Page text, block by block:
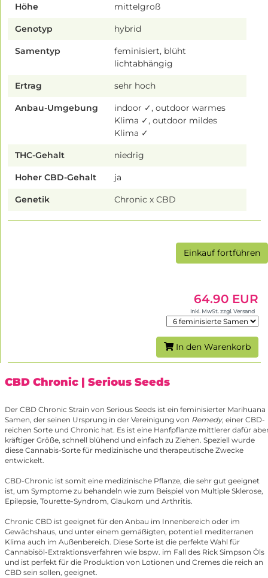
Höhe mittelgroß
Genotyp hybrid
Samentyp
feminisiert, blüht
lichtabhängig
Ertrag sehr hoch
Anbau-Umgebung
indoor ✓, outdoor warmes
Klima ✓, outdoor mildes
Klima ✓
THC-Gehalt niedrig
Hoher CBD-Gehalt ja
Genetik Chronic x CBD
Einkauf fortführen
64.90 EUR
inkl. MwSt. zzgl. Versand
In den Warenkorb
CBD Chronic | Serious Seeds
Der CBD Chronic Strain von Serious Seeds ist ein feminisierter Marihuana
Samen, der seinen Ursprung in der Vereinigung von Remedy, einer CBD-
reichen Sorte und Chronic hat. Es ist eine Hanfpflanze mittlerer dafür
kräftiger Größe, schnell blühend und einfach zu Ziehen. Speziell wurde
diese Cannabis-Sorte für medizinische und therapeutische Zwecke
entwickelt.
CBD-Chronic ist somit eine medizinische Pflanze, die sehr gut geeignet
ist, um Symptome zu behandeln wie zum Beispiel von Multiple Sklerose,
Epilepsie, Tourette-Syndrom, Glaukom und Arthritis.
Chronic CBD ist geeignet für den Anbau im Innenbereich oder im
Gewächshaus, und unter einem gemäßigten, potentiell mediterranen
Klima auch im Außenbereich. Diese Sorte ist die perfekte Wahl für
Cannabisöl-Extraktionsverfahren wie bspw. im Fall des Rick Simpson Öls
und ist perfekt für die Produktion von Lotionen und Cremes die reich an
CBD sein sollen, geeignet.